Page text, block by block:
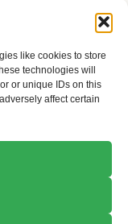
like cookies to store
technologies will
or unique IDs on this
affect certain
su
koja je
u...